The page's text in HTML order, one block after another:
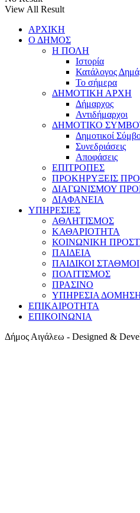
View All Result
ΑΡΧΙΚΗ
Ο ΔΗΜΟΣ
Η ΠΟΛΗ
Ιστορία
Κατάλογος
Το σήμερα
ΔΗΜΟΤΙΚΗ ΑΡΧΗ
Δήμαρχος
Αντιδήμαρχοι
ΔΗΜΟΤΙΚΟ
Δημοτικοί
Συνεδριάσεις
Αποφάσεις
ΕΠΙΤΡΟΠΕΣ
ΠΡΟΚΗΡΥΞΕΙΣ
ΔΙΑΓΩΝΙΣΜΟΥ
ΔΙΑΦΑΝΕΙΑ
ΥΠΗΡΕΣΙΕΣ
ΑΘΛΗΤΙΣΜΟΣ
ΚΑΘΑΡΙΟΤΗΤΑ
ΚΟΙΝΩΝΙΚΗ
ΠΑΙΔΕΙΑ
ΠΑΙΔΙΚΟΙ ΣΤΑΘΜΟΙ
ΠΟΛΙΤΙΣΜΟΣ
ΠΡΑΣΙΝΟ
ΥΠΗΡΕΣΙΑ
ΕΠΙΚΑΙΡΟΤΗΤΑ
ΕΠΙΚΟΙΝΩΝΙΑ
Δήμος Αιγάλεω - Designed &